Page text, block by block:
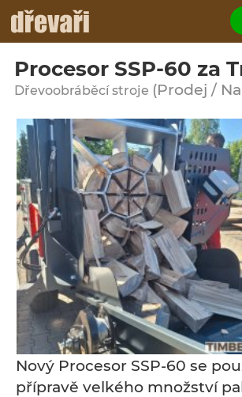
Procesor SSP-60 za
Dřevoobráběcí stroje (Prodej /
Nový Procesor SSP-60 se
přípravě velkého množství